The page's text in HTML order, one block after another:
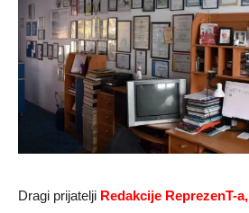
Dragi prijatelji Redakcije ReprezenT-a,